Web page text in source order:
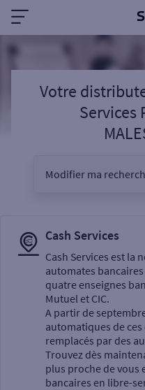
Votre
Services
Modifier ma
Sélectionnez votre
Un service
Cash Services
Cash Services est la
automates
quatre enseignes
Mutuel et CIC.
A partir de
automatiques de
remplacés par des
Trouvez dès
plus proche de vous
bancaires en libre-